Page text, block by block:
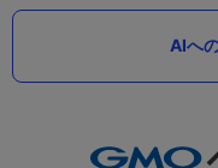
AIへ